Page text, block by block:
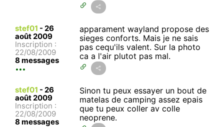
stef01 - 26
août 2009
Inscription :
22/08/2009
8 messages
apparament wayland propose des
sieges conforts. Mais je ne sais
pas cequ'ils valent. Sur la photo
ca a l'air plutot pas mal.
stef01 - 26
août 2009
Inscription :
22/08/2009
8 messages
Sinon tu peux essayer un bout de
matelas de camping assez epais
que tu peux coller av colle
neoprene.